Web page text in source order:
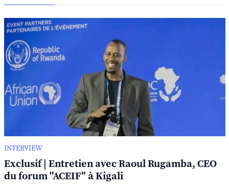
INTERVIEW
Exclusif | Entretien avec Raoul Rugamba, CEO
du forum "ACEIF" à Kigali